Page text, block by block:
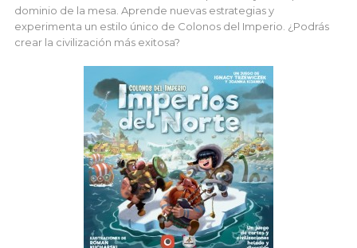
dominio de la mesa. Aprende nuevas estrategias y
experimenta un estilo único de Colonos del Imperio. ¿Podrás
crear la civilización más exitosa?